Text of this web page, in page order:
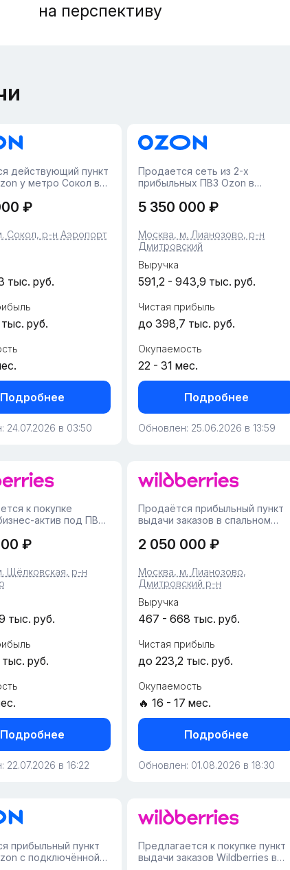
на перспективу
действующий пункт
у метро Сокол в
года, но бизнес
Площадь 21
метр, в штате два
₽
Сокол, р-н Аэропорт
тыс. руб.
руб.
Подробнее
24.07.2026 в 03:50
Продается сеть из 2-х
прибыльных ПВЗ Ozon в
приобретению готовый
историей. Пункты расположены
в разных округах Москвы, что
обеспечивает
диверсификацию...
5 350 000 ₽
Москва, м. Лианозово, р-н
Дмитровский
Выручка
591,2 - 943,9 тыс. руб.
Чистая прибыль
до 398,7 тыс. руб.
Окупаемость
22 - 31 мес.
Подробнее
Обновлен: 25.06.2026 в 13:59
к покупке
актив под ПВЗ
41
с графиком 5/2.
тариф 3,69 % за
₽
Щёлковская, р-н
тыс. руб.
руб.
Подробнее
22.07.2026 в 16:22
Продаётся прибыльный пункт
выдачи заказов в спальном
день в среднем 600 ШК, иногда
справа строятся два новых
жилых комплекса — это
гарантия роста...
2 050 000 ₽
Москва, м. Лианозово,
Дмитровский р-н
Выручка
467 - 668 тыс. руб.
Чистая прибыль
до 223,2 тыс. руб.
Окупаемость
🔥 16 - 17 мес.
Подробнее
Обновлен: 01.08.2026 в 18:30
прибыльный пункт
с подключённой
Предлагается к покупке пункт
выдачи заказов Wildberries в